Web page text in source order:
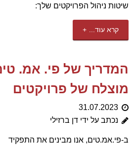
שיטות ניהול הפרויקטים שלך:
קרא עוד...
המדריך של פי. אמ.
מוצלח של פרויקטים
31.07.2023
נכתב על ידי דן ברזילי
ב-פי.אמ.טים, אנו מבינים את התפקיד